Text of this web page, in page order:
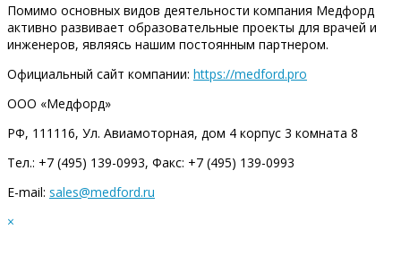
Помимо основных видов деятельности компания Медфорд
активно развивает образовательные проекты для врачей и
инженеров, являясь нашим постоянным партнером.
Официальный сайт компании: https://medford.pro
ООО «Медфорд»
РФ, 111116, Ул. Авиамоторная, дом 4 корпус 3 комната 8
Тел.: +7 (495) 139-0993, Факс: +7 (495) 139-0993
E-mail: sales@medford.ru
×